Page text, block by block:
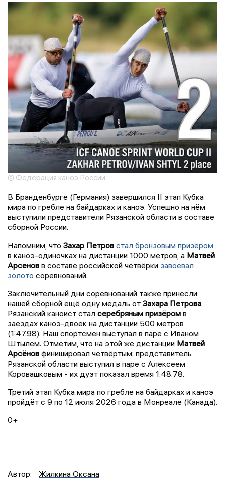
© Федерация каноэ России
В Бранденбурге (Германия) завершился II этап Кубка
мира по гребле на байдарках и каноэ. Успешно на нём
выступили представители Рязанской области в составе
сборной России.
Напомним, что Захар Петров стал бронзовым призёром
в каноэ-одиночках на дистанции 1000 метров, а Матвей
Арсенов в составе российской четвёрки завоевал
золото соревнований.
Заключительный дни соревнований также принесли
нашей сборной ещё одну медаль от Захара Петрова.
Рязанский каноист стал серебряным призёром в
заездах каноэ-двоек на дистанции 500 метров
(1:47.98). Наш спортсмен выступал в паре с Иваном
Штылём. Отметим, что на этой же дистанции Матвей
Арсёнов финишировал четвёртым; представитель
Рязанской области выступил в паре с Алексеем
Коровашковым - их дуэт показал время 1.48.78.
Третий этап Кубка мира по гребле на байдарках и каноэ
пройдёт с 9 по 12 июля 2026 года в Монреале (Канада).
0+
Автор: Жилкина Оксана